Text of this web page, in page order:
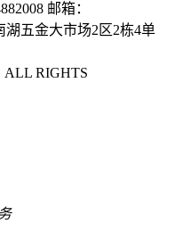
邮箱：
湖五金大市场2区2栋4单
ALL RIGHTS